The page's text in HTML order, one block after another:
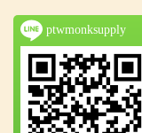
ptwmonksupply